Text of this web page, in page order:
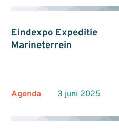
Eindexpo Expeditie
Marineterrein
Agenda 3 juni 2025